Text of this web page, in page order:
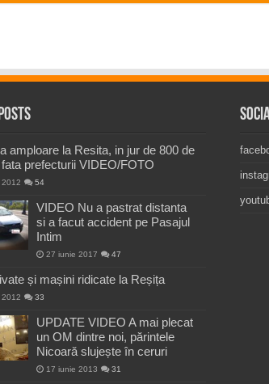
amploare la Resita, in jur de 800 de
prefecturii VIDEO/FOTO
2012 54
VIDEO Nu a pastrat distanta
si a facut accident pe Pasajul
Intim
27 iunie 2017 47
și mașini ridicate la Reșița
2012 33
UPDATE VIDEO A mai plecat
un OM dintre noi, părintele
Nicoară slujește în ceruri
17 iunie 2013 31